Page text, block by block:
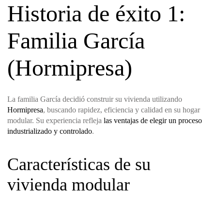
Historia de éxito 1:
Familia García
(Hormipresa)
La familia García decidió construir su vivienda utilizando
Hormipresa, buscando rapidez, eficiencia y calidad en su hogar
modular. Su experiencia refleja las ventajas de elegir un proceso
industrializado y controlado.
Características de su
vivienda modular